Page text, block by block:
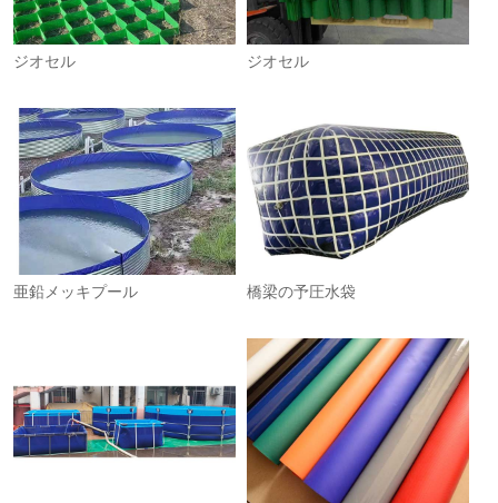
ジオセル ジオセル
亜鉛メッキプール 橋梁の予圧水袋